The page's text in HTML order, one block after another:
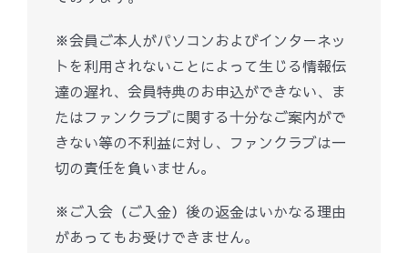
※会員ご本人がパソコンおよびインターネッ
トを利用されないことによって生じる情報伝
達の遅れ、会員特典のお申込ができない、ま
たはファンクラブに関する十分なご案内がで
きない等の不利益に対し、ファンクラブは一
切の責任を負いません。
※ご入会（ご入金）後の返金はいかなる理由
があってもお受けできません。